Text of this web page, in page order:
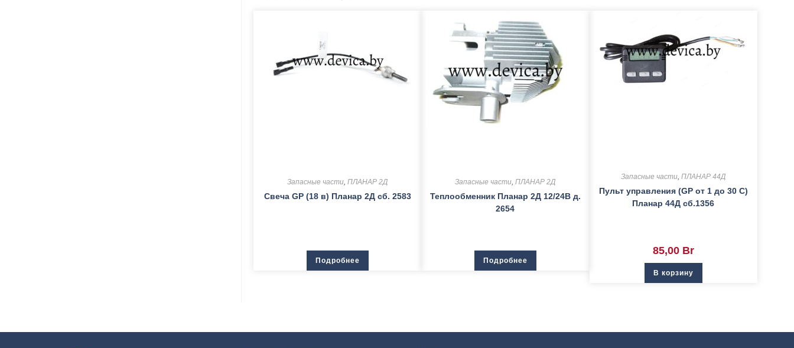
Запасные части,ПЛАНАР 2Д
Свеча GP (18 в) Планар 2Д сб. 2583
Подробнее
Запасные части,ПЛАНАР 2Д
Теплообменник Планар 2Д 12/24В д.
2654
Подробнее
Запасные части,ПЛАНАР 44Д
Пульт управления (GP от 1 до 30 С)
Планар 44Д сб.1356
85,00 Br
В корзину